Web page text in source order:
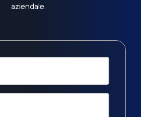
aziendale.